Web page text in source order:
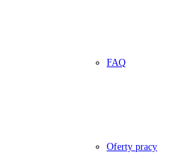
FAQ
Oferty pracy